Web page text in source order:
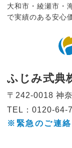
大和市・綾瀬市・
で実績のある安心
ふじみ式典
〒242-0018 神
TEL：0120-64-
※緊急のご連絡